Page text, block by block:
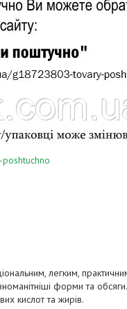
легким,
форми та
кислот та жирів.